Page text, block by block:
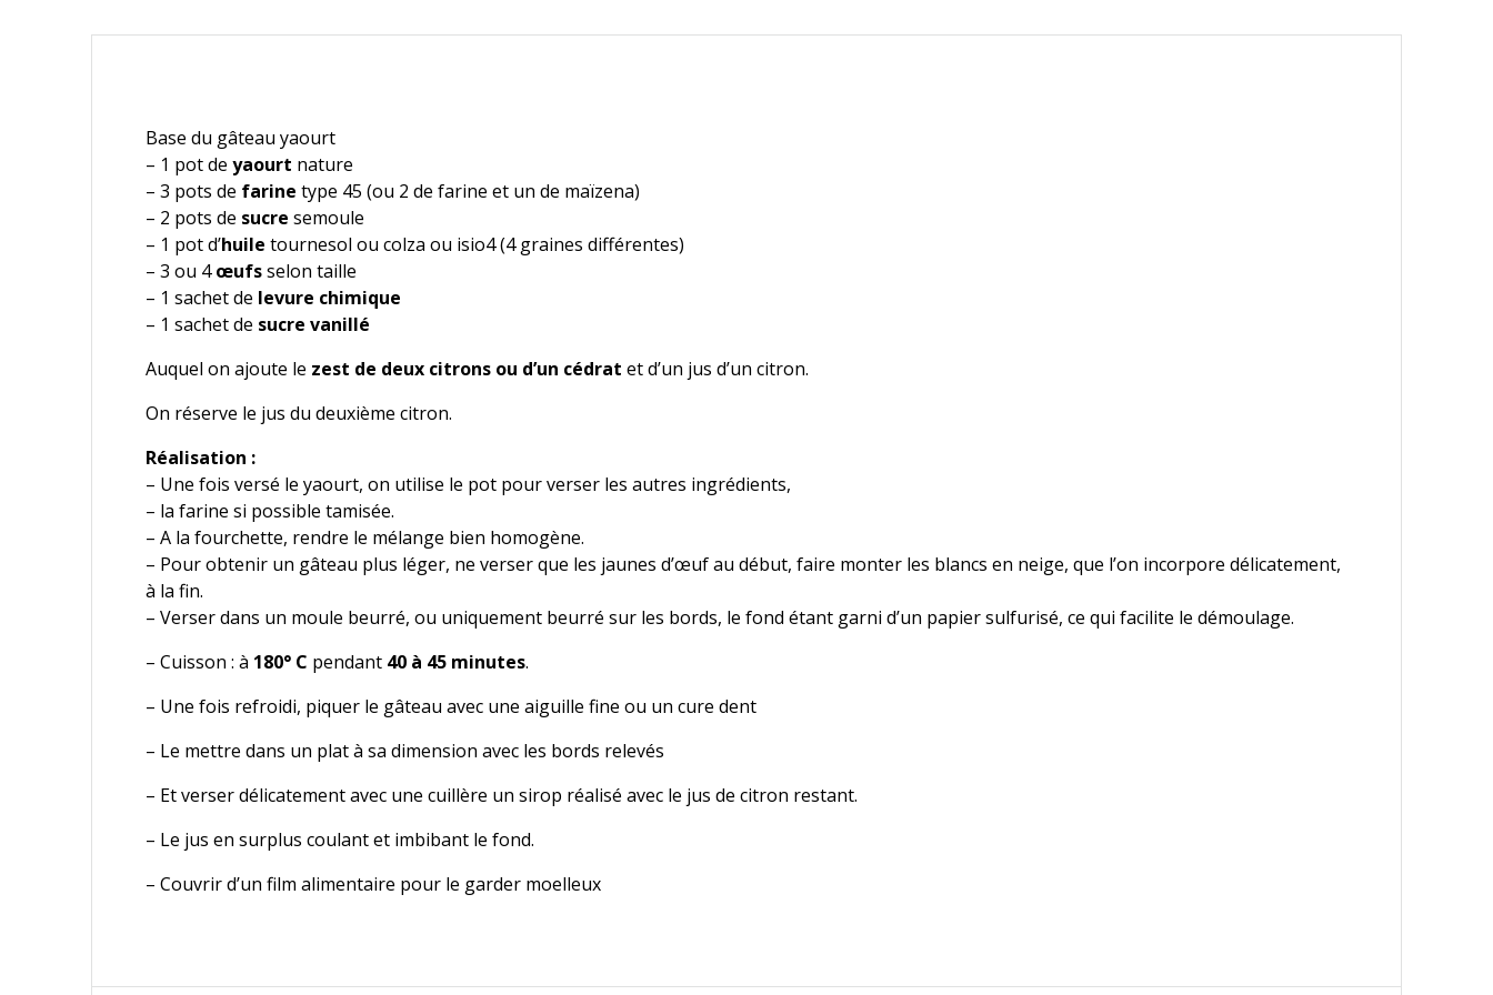
Base du gâteau yaourt
– 1 pot deyaourt nature
– 3 pots de farine type 45 (ou 2 de farine et un de maïzena)
– 2 pots de sucre semoule
– 1 pot d’huile tournesol ou colza ou isio4 (4 graines différentes)
– 3 ou 4œufsselon taille
– 1 sachet de levure chimique
– 1 sachet de sucre vanillé
Auquel on ajoute le zest de deux citrons ou d’un cédrat et d’un jus d’un citron.
On réserve le jus du deuxième citron.
Réalisation :
– Une fois versé le yaourt, on utilise le pot pour verser les autres ingrédients,
– la farine si possible tamisée.
– A la fourchette, rendre le mélange bien homogène.
– Pour obtenir un gâteau plus léger, ne verser que les jaunes d’œuf au début, faire monter les blancs en neige, que l’on incorpore délicatement,
à la fin.
– Verser dans un moule beurré, ou uniquement beurré sur les bords, le fond étant garni d’un papier sulfurisé, ce qui facilite le démoulage.
– Cuisson : à 180° C pendant 40 à 45 minutes.
– Une fois refroidi, piquer le gâteau avec une aiguille fine ou un cure dent
– Le mettre dans un plat à sa dimension avec les bords relevés
– Et verser délicatement avec une cuillère un sirop réalisé avec le jus de citron restant.
– Le jus en surplus coulant et imbibant le fond.
– Couvrir d’un film alimentaire pour le garder moelleux